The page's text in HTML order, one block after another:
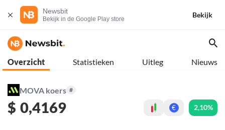
Newsbit
Bekijk in de Google Play store
Bekijk
Overzicht Statistieken Uitleg Nieuws
MOVA koers #
$ 0,4169 € 2,10%